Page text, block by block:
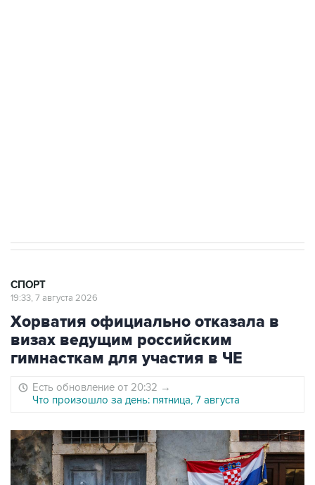
СПОРТ
19:33, 7 августа 2026
Хорватия официально отказала в
визах ведущим российским
гимнасткам для участия в ЧЕ
Есть обновление от 20:32 →
Что произошло за день: пятница, 7 августа